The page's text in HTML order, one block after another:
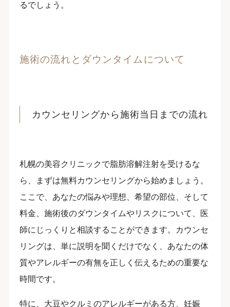
るでしょう。
施術の流れとダウンタイムについて
カウンセリングから施術当日までの流れ
札幌の美容クリニックで脂肪溶解注射を受けるな
ら、まずは無料カウンセリングから始めましょう。
ここで、あなたの悩みや理想、希望の部位、そして
料金、施術後のダウンタイムやリスクについて、医
師にじっくりと相談することができます。カウンセ
リングは、単に説明を聞くだけでなく、あなたの体
質やアレルギーの有無を正しく伝えるための重要な
時間です。
特に、大豆やクルミのアレルギーがある方、妊娠